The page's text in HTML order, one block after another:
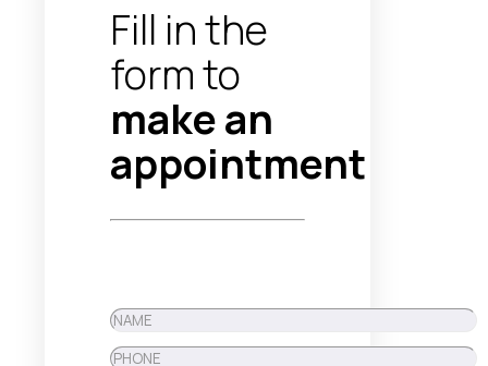
Fill in the
form to
make an
appointment